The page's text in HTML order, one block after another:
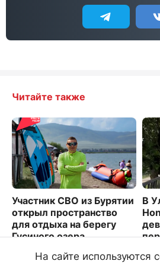
Читайте также
Участник СВО из Бурятии
открыл пространство
для отдыха на берегу
Гусиного озера
7923
В
На сайте используются